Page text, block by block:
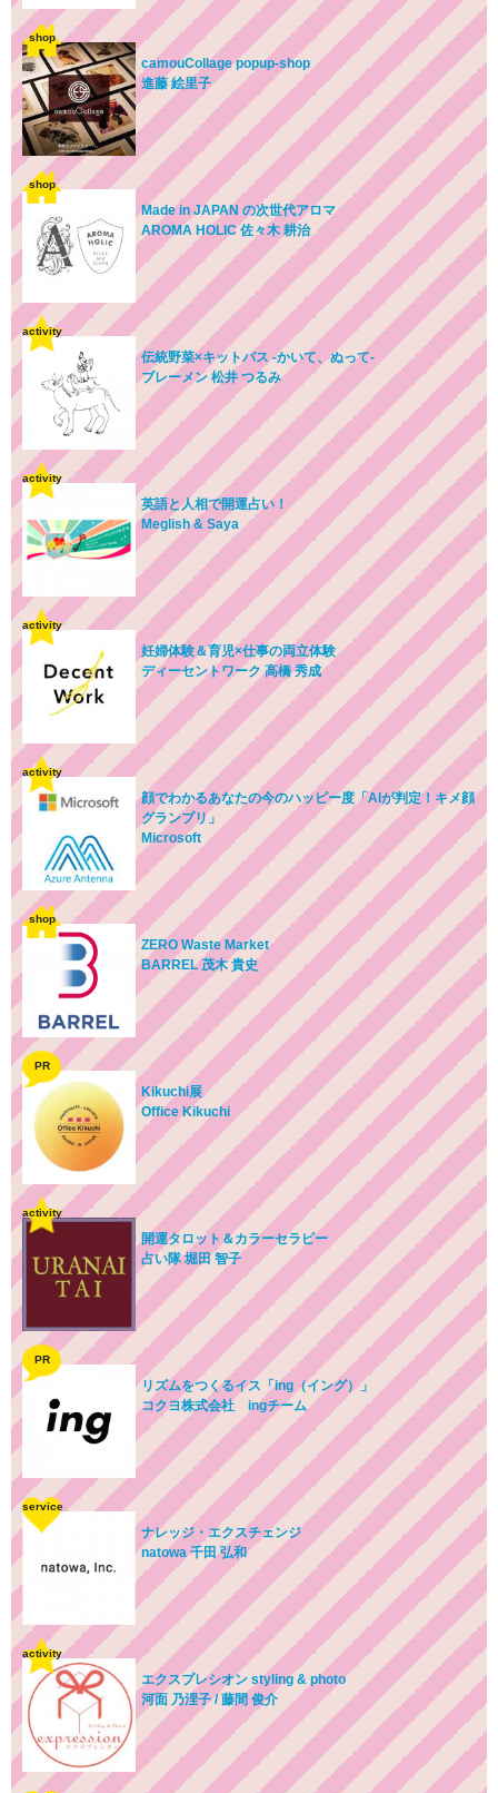
shop
camouCollage popup-shop
進藤 絵里子
shop
Made in JAPAN の次世代アロマ
AROMA HOLIC 佐々木 耕治
activity
伝統野菜×キットパス -かいて、ぬって-
ブレーメン 松井 つるみ
activity
英語と人相で開運占い！
Meglish & Saya
activity
妊婦体験＆育児×仕事の両立体験
ディーセントワーク 高橋 秀成
activity
顔でわかるあなたの今のハッピー度「AIが判定！キメ顔
グランプリ」
Microsoft
shop
ZERO Waste Market
BARREL 茂木 貴史
PR
Kikuchi展
Office Kikuchi
activity
開運タロット＆カラーセラピー
占い隊 堀田 智子
PR
リズムをつくるイス「ing（イング）」
コクヨ株式会社 ingチーム
service
ナレッジ・エクスチェンジ
natowa 千田 弘和
activity
エクスプレシオン styling & photo
河面 乃浬子 / 藤間 俊介